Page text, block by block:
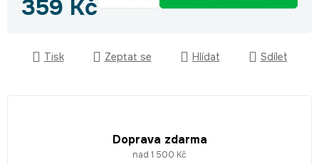
359 Kč
Tisk Zeptat se Hlídat Sdílet
Doprava zdarma
nad 1 500 Kč